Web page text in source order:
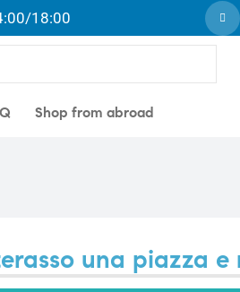
18:00
Shop from abroad
una piazza e